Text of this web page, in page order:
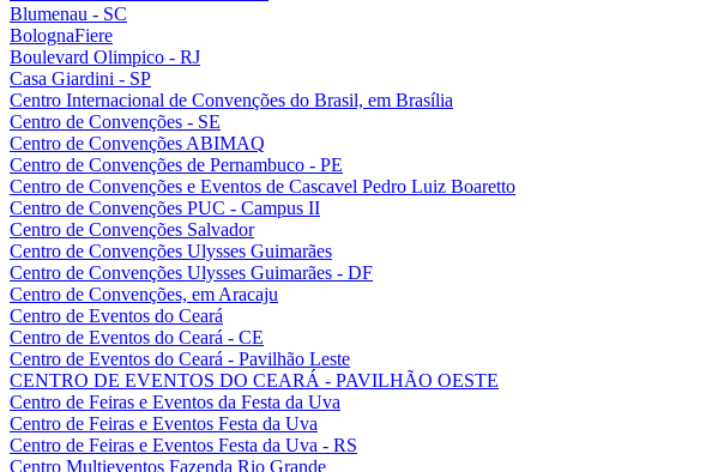
Blumenau - SC
BolognaFiere
Boulevard Olimpico - RJ
Casa Giardini - SP
Centro Internacional de Convenções do Brasil, em Brasília
Centro de Convenções - SE
Centro de Convenções ABIMAQ
Centro de Convenções de Pernambuco - PE
Centro de Convenções e Eventos de Cascavel Pedro Luiz Boaretto
Centro de Convenções PUC - Campus II
Centro de Convenções Salvador
Centro de Convenções Ulysses Guimarães
Centro de Convenções Ulysses Guimarães - DF
Centro de Convenções, em Aracaju
Centro de Eventos do Ceará
Centro de Eventos do Ceará - CE
Centro de Eventos do Ceará - Pavilhão Leste
CENTRO DE EVENTOS DO CEARÁ - PAVILHÃO OESTE
Centro de Feiras e Eventos da Festa da Uva
Centro de Feiras e Eventos Festa da Uva
Centro de Feiras e Eventos Festa da Uva - RS
Centro Multieventos Fazenda Rio Grande